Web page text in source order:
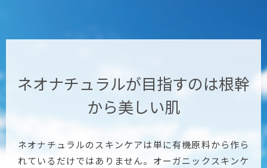
ネオナチュラルが目指すのは根幹
から美しい肌
ネオナチュラルのスキンケアは単に有機原料から作ら
れているだけではありません。オーガニックスキンケ